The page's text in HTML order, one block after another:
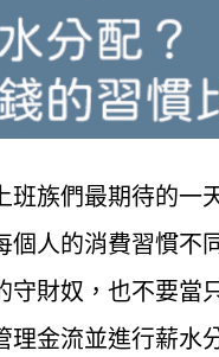
班族們最期待的一
個人的消費習慣不
守財奴，也不要當
理金流並進行薪水